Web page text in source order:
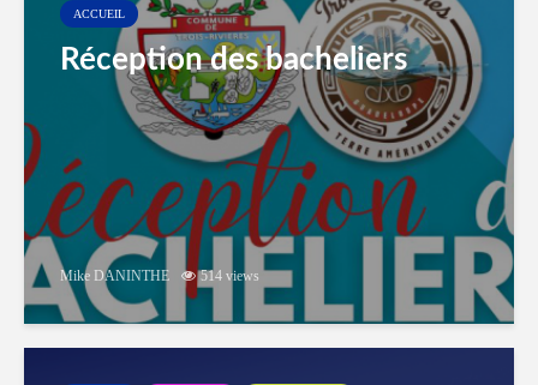
ACCUEIL
Réception des bacheliers
Mike DANINTHE 514 views